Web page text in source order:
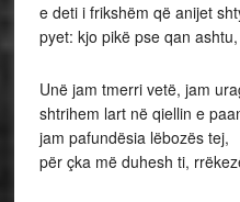
e deti i frikshëm që anijet
pyet: kjo pikë pse qan
Unë jam tmerri vetë, jam
shtrihem lart në qiellin e
jam pafundësia lëbozës tej,
për çka më duhesh ti,